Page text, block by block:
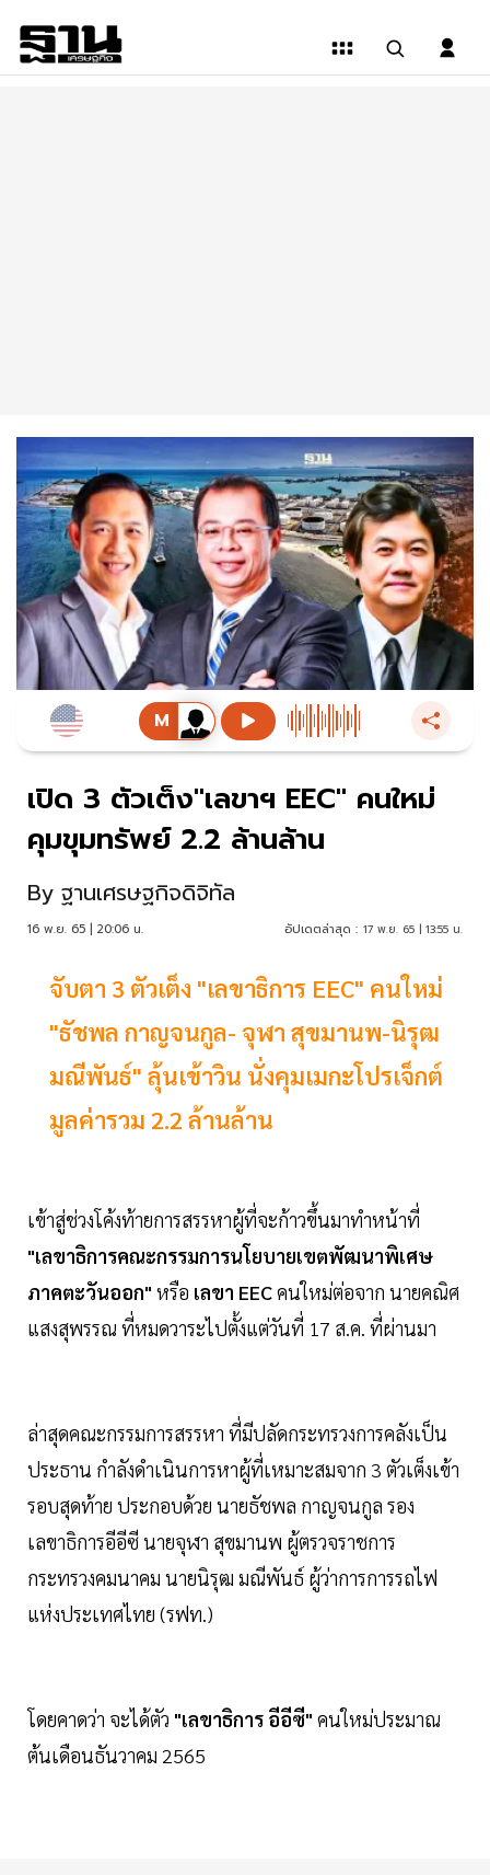
เปิด 3 ตัวเต็ง"เลขาฯ EEC" คนใหม่
คุมขุมทรัพย์ 2.2 ล้านล้าน
By ฐานเศรษฐกิจดิจิทัล
16 พ.ย. 65 | 20:06 น. อัปเดตล่าสุด : 17 พ.ย. 65 | 13:55 น.
จับตา 3 ตัวเต็ง "เลขาธิการ EEC" คนใหม่
"ธัชพล กาญจนกูล- จุฬา สุขมานพ-นิรุฒ
มณีพันธ์" ลุ้นเข้าวิน นั่งคุมเมกะโปรเจ็กต์
มูลค่ารวม 2.2 ล้านล้าน
เข้าสู่ช่วงโค้งท้ายการสรรหาผู้ที่จะก้าวขึ้นมาทำหน้าที่
"เลขาธิการคณะกรรมการนโยบายเขตพัฒนาพิเศษ
ภาคตะวันออก" หรือ เลขา EECคนใหม่ต่อจาก นายคณิศ
แสงสุพรรณ ที่หมดวาระไปตั้งแต่วันที่ 17 ส.ค. ที่ผ่านมา
ล่าสุดคณะกรรมการสรรหา ที่มีปลัดกระทรวงการคลังเป็น
ประธาน กำลังดำเนินการหาผู้ที่เหมาะสมจาก 3 ตัวเต็งเข้า
รอบสุดท้าย ประกอบด้วย นายธัชพล กาญจนกูล รอง
เลขาธิการอีอีซี นายจุฬา สุขมานพ ผู้ตรวจราชการ
กระทรวงคมนาคม นายนิรุฒ มณีพันธ์ ผู้ว่าการการรถไฟ
แห่งประเทศไทย (รฟท.)
โดยคาดว่า จะได้ตัว "เลขาธิการ อีอีซี" คนใหม่ประมาณ
ต้นเดือนธันวาคม 2565